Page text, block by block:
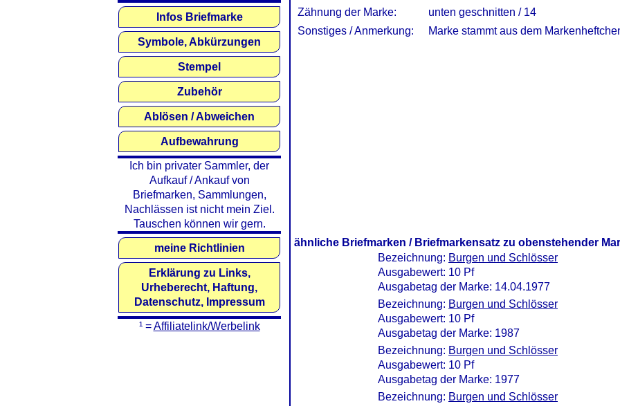
Zähnung der Marke:
unten geschnitten / 14
Sonstiges / Anmerkung:
Marke stammt aus dem
ähnliche Briefmarken / Briefmarkensatz zu obenstehender
Bezeichnung: Burgen und Schlösser
Ausgabewert: 10 Pf
Ausgabetag der Marke: 14.04.1977
Bezeichnung: Burgen und Schlösser
Ausgabewert: 10 Pf
Ausgabetag der Marke: 1987
Bezeichnung: Burgen und Schlösser
Ausgabewert: 10 Pf
Ausgabetag der Marke: 1977
Bezeichnung: Burgen und Schlösser
Infos Briefmarke
Symbole, Abkürzungen
Stempel
Zubehör
Ablösen / Abweichen
Aufbewahrung
Ich bin privater Sammler, der
Aufkauf / Ankauf von
Briefmarken, Sammlungen,
Nachlässen ist nicht mein Ziel.
Tauschen können wir gern.
meine Richtlinien
Erklärung zu Links,
Urheberecht, Haftung,
Datenschutz, Impressum
¹ =Affiliatelink/Werbelink